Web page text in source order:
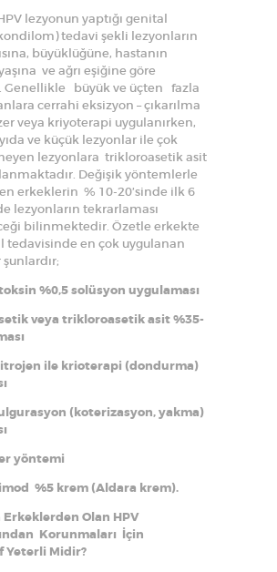
lezyonun yaptığı genital
tedavi şekli lezyonların
büyüklüğüne, hastanın
ve ağrı eşiğine göre
Genellikle büyük ve üçten fazla
cerrahi eksizyon – çıkarılma
veya kriyoterapi uygulanırken,
ve küçük lezyonlar ile çok
lezyonlara trikloroasetik asit
Değişik yöntemlerle
erkeklerin % 10-20’sinde ilk 6
lezyonların tekrarlaması
bilinmektedir. Özetle erkekte
tedavisinde en çok uygulanan
%0,5 solüsyon uygulaması
veya trikloroasetik asit %35-
ile krioterapi (dondurma)
(koterizasyon, yakma)
yöntemi
%5 krem (Aldara krem).
Erkeklerden Olan HPV
Korunmaları İçin
Yeterli Midir?